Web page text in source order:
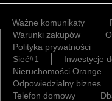
Ważne komunikaty
Warunki zakupów
Polityka prywatności
Sieć#1
Inwestycje
Nieruchomości Orange
Odpowiedzialny biznes
Telefon domowy